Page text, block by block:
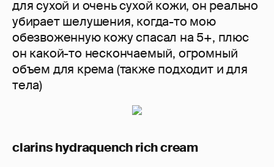
для сухой и очень сухой кожи, он реально
убирает шелушения, когда-то мою
обезвоженную кожу спасал на 5+, плюс
он какой-то нескончаемый, огромный
объем для крема (также подходит и для
тела)
clarins hydraquench rich cream